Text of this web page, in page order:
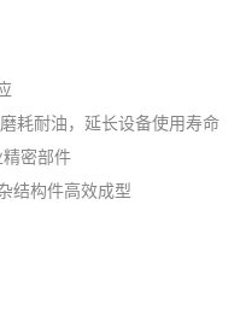
耗耐油，延长设备使用寿命
精密部件
结构件高效成型